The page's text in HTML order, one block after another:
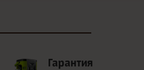
Гарантия